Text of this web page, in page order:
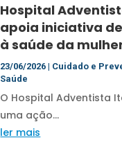
Hospital
apoia iniciativa
à saúde da
23/06/2026 | Cuidado e
Saúde
O Hospital Adventista
uma ação...
ler mais